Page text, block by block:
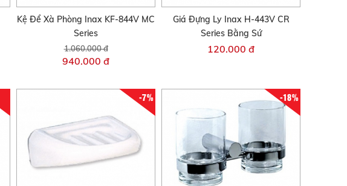
Kệ Để Xà Phòng Inax KF-844V MC
Series
1.060.000 đ
940.000 đ
Giá Đựng Ly Inax H-443V CR
Series Bằng Sứ
120.000 đ
-7% -18%